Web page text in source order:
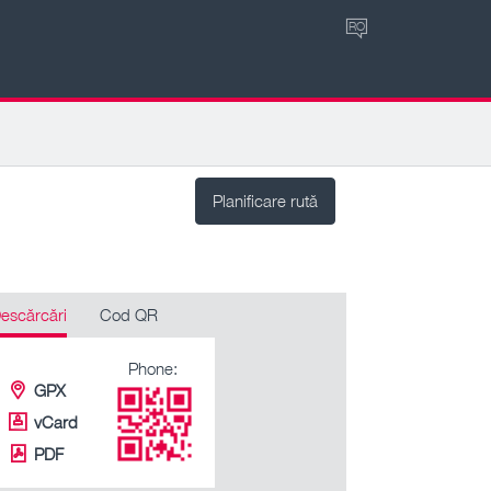
RO
Planificare rută
Cod QR
GPX
vCard
PDF
Phone: